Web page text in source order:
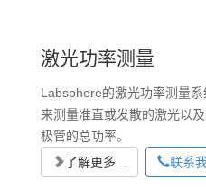
激光功率测量
Labsphere的激光功率测量
来测量准直或发散的激光以
极管的总功率。
了解更多...
联系